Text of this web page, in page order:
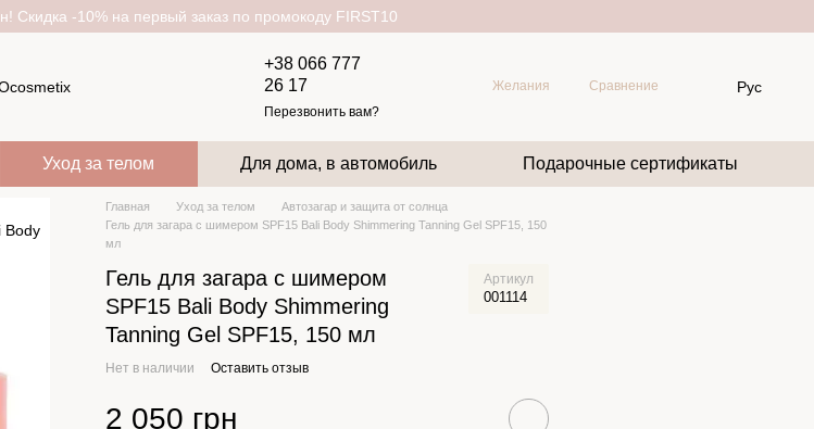
Скидка -10% на первый заказ по промокоду FIRST10
+38 066 777
26 17
Перезвонить вам?
Желания Сравнение Рус
Уход за телом Для дома, в автомобиль Подарочные сертификаты
Главная Уход за телом
Автозагар и защита от солнца
Гель для загара с шимером SPF15 Bali Body Shimmering Tanning Gel SPF15, 150
мл
Гель для загара с шимером
SPF15 Bali Body Shimmering
Tanning Gel SPF15, 150 мл
Артикул
001114
Нет в наличии Оставить отзыв
2 050 грн